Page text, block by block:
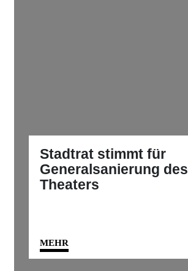
Stadtrat stimmt für
Generalsanierung des
Theaters
MEHR